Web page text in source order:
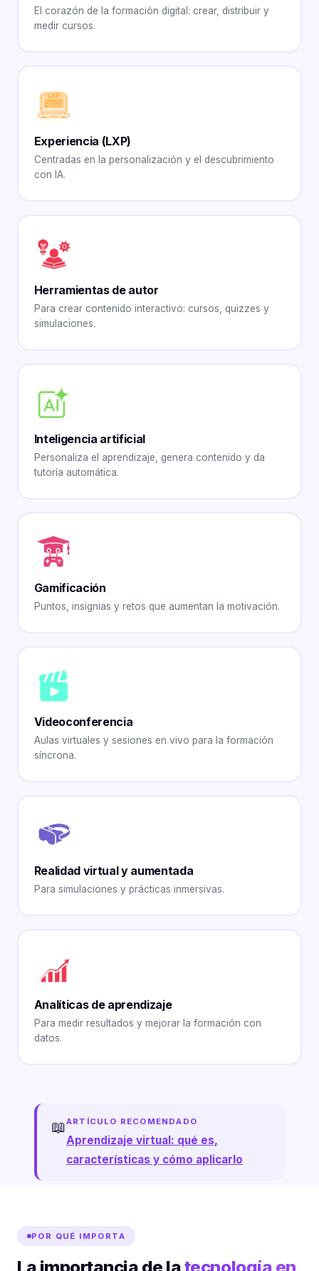
El corazón de la formación digital: crear, distribuir y
medir cursos.
Experiencia (LXP)
Centradas en la personalización y el descubrimiento
con IA.
Herramientas de autor
Para crear contenido interactivo: cursos, quizzes y
simulaciones.
Inteligencia artificial
Personaliza el aprendizaje, genera contenido y da
tutoría automática.
Gamificación
Puntos, insignias y retos que aumentan la motivación.
Videoconferencia
Aulas virtuales y sesiones en vivo para la formación
síncrona.
Realidad virtual y aumentada
Para simulaciones y prácticas inmersivas.
Analíticas de aprendizaje
Para medir resultados y mejorar la formación con
datos.
📖ARTÍCULO RECOMENDADO
Aprendizaje virtual: qué es,
características y cómo aplicarlo
POR QUÉ IMPORTA